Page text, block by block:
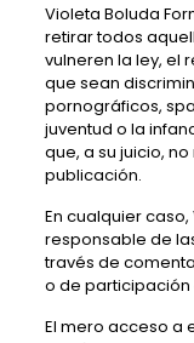
Violeta Boluda
retirar todos
vulneren la ley, el
que sean
pornográficos,
juventud o la
que, a su juicio,
publicación.
En cualquier caso,
responsable de
través de
o de
El mero acceso a